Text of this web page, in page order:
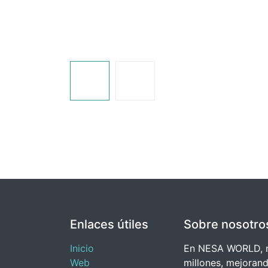
Enlaces útiles
Inicio
Web
Sobre
En NESA
millones,